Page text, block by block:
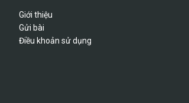
Giới thiệu
Gửi bài
Điều khoản sử dụng